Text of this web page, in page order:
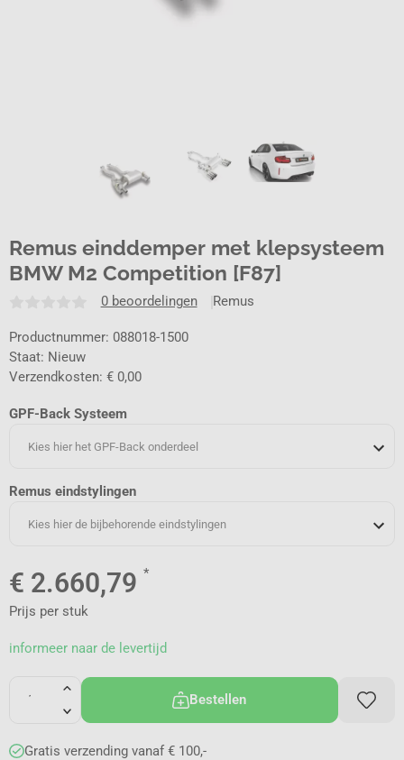
Remus einddemper met klepsysteem
BMW M2 Competition [F87]
0 beoordelingen Remus
Productnummer: 088018-1500
Staat: Nieuw
Verzendkosten: € 0,00
GPF-Back Systeem
Kies hier het GPF-Back onderdeel
Remus eindstylingen
Kies hier de bijbehorende eindstylingen
€ 2.660,79 *
Prijs per stuk
informeer naar de levertijd
Bestellen
Gratis verzending vanaf € 100,-